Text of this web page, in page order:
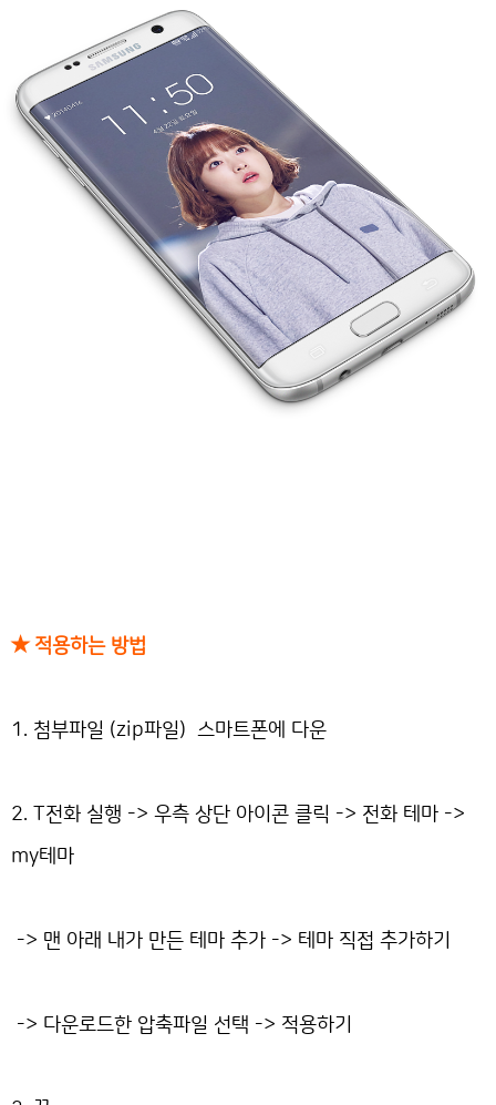
★ 적용하는 방법
1. 첨부파일 (zip파일) 스마트폰에 다운
2. T전화 실행 -> 우측 상단 아이콘 클릭 -> 전화 테마 ->
my테마
-> 맨 아래 내가 만든 테마 추가 -> 테마 직접 추가하기
-> 다운로드한 압축파일 선택 -> 적용하기